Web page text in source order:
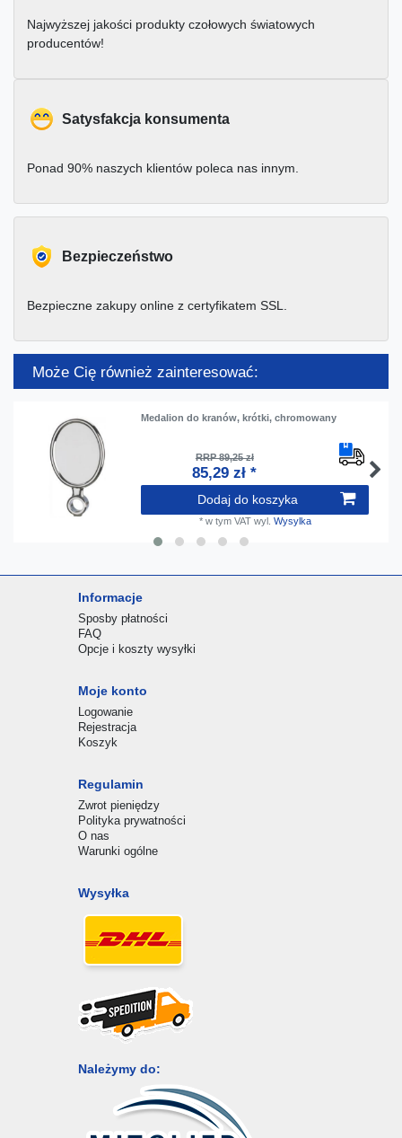
Najwyższej jakości produkty czołowych światowych
producentów!
Satysfakcja konsumenta
Ponad 90% naszych klientów poleca nas innym.
Bezpieczeństwo
Bezpieczne zakupy online z certyfikatem SSL.
Może Cię również zainteresować:
Medalion do kranów, krótki, chromowany
RRP 89,25 zł
85,29 zł *
Dodaj do koszyka
* w tym VATwyl. Wysylka
Informacje
Sposby płatności
FAQ
Opcje i koszty wysyłki
Moje konto
Logowanie
Rejestracja
Koszyk
Regulamin
Zwrot pieniędzy
Polityka prywatności
O nas
Warunki ogólne
Wysyłka
Należymy do: